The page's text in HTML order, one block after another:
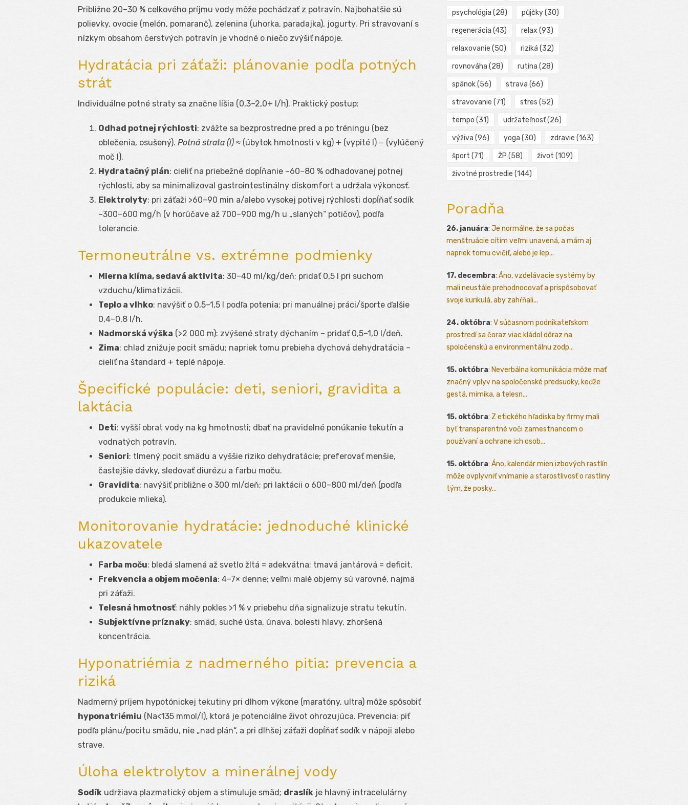
Približne 20–30 % celkového príjmu vody môže pochádzať z potravín. Najbohatšie sú
polievky, ovocie (melón, pomaranč), zelenina (uhorka, paradajka), jogurty. Pri stravovaní s
nízkym obsahom čerstvých potravín je vhodné o niečo zvýšiť nápoje.
Hydratácia pri záťaži: plánovanie podľa potných
strát
Individuálne potné straty sa značne líšia (0,3–2,0+ l/h). Praktický postup:
Odhad potnej rýchlosti: zvážte sa bezprostredne pred a po tréningu (bez
oblečenia, osušený). Potná strata (l) ≈ (úbytok hmotnosti v kg) + (vypité l) − (vylúčený
moč l).
Hydratačný plán: cieliť na priebežné dopĺňanie ~60–80 % odhadovanej potnej
rýchlosti, aby sa minimalizoval gastrointestinálny diskomfort a udržala výkonosť.
Elektrolyty: pri záťaži >60–90 min a/alebo vysokej potivej rýchlosti dopĺňať sodík
~300–600 mg/h (v horúčave až 700–900 mg/h u „slaných“ potičov), podľa
tolerancie.
Termoneutrálne vs. extrémne podmienky
Mierna klíma, sedavá aktivita: 30–40 ml/kg/deň; pridať 0,5 l pri suchom
vzduchu/klimatizácii.
Teplo a vlhko: navýšiť o 0,5–1,5 l podľa potenia; pri manuálnej práci/športe ďalšie
0,4–0,8 l/h.
Nadmorská výška (>2 000 m): zvýšené straty dýchaním – pridať 0,5–1,0 l/deň.
Zima: chlad znižuje pocit smädu; napriek tomu prebieha dychová dehydratácia –
cieliť na štandard + teplé nápoje.
Špecifické populácie: deti, seniori, gravidita a
laktácia
Deti: vyšší obrat vody na kg hmotnosti; dbať na pravidelné ponúkanie tekutín a
vodnatých potravín.
Seniori: tlmený pocit smädu a vyššie riziko dehydratácie; preferovať menšie,
častejšie dávky, sledovať diurézu a farbu moču.
Gravidita: navýšiť približne o 300 ml/deň; pri laktácii o 600–800 ml/deň (podľa
produkcie mlieka).
Monitorovanie hydratácie: jednoduché klinické
ukazovatele
Farba moču: bledá slamená až svetlo žltá = adekvátna; tmavá jantárová = deficit.
Frekvencia a objem močenia: 4–7× denne; veľmi malé objemy sú varovné, najmä
pri záťaži.
Telesná hmotnosť: náhly pokles >1 % v priebehu dňa signalizuje stratu tekutín.
Subjektívne príznaky: smäd, suché ústa, únava, bolesti hlavy, zhoršená
koncentrácia.
Hyponatriémia z nadmerného pitia: prevencia a
riziká
Nadmerný príjem hypotónickej tekutiny pri dlhom výkone (maratóny, ultra) môže spôsobiť
hyponatriémiu (Na<135 mmol/l), ktorá je potenciálne život ohrozujúca. Prevencia: piť
podľa plánu/pocitu smädu, nie „nad plán“, a pri dlhšej záťaži dopĺňať sodík v nápoji alebo
strave.
Úloha elektrolytov a minerálnej vody
Sodík udržiava plazmatický objem a stimuluje smäd; draslík je hlavný intracelulárny
psychológia (28) půjčky(30)
regenerácia (43) relax (93)
relaxovanie (50) riziká (32)
rovnováha (28) rutina (28)
spánok(56) strava (66)
stravovanie (71) stres (52)
tempo (31) udržateľnosť(26)
výživa (96) yoga (30) zdravie (163)
šport (71) ŽP (58) život (109)
životné prostredie (144)
Poradňa
26. januára: Je normálne, že sa počas
menštruácie cítim veľmi unavená, a mám aj
napriek tomu cvičiť, alebo je lep...
17. decembra: Áno, vzdelávacie systémy by
mali neustále prehodnocovať a prispôsobovať
svoje kurikulá, aby zahŕňali...
24. októbra: V súčasnom podnikateľskom
prostredí sa čoraz viac kládol dôraz na
spoločenskú a environmentálnu zodp...
15. októbra: Neverbálna komunikácia môže mať
značný vplyv na spoločenské predsudky, keďže
gestá, mimika, a telesn...
15. októbra: Z etického hľadiska by firmy mali
byť transparentné voči zamestnancom o
používaní a ochrane ich osob...
15. októbra: Áno, kalendár mien izbových rastlín
môže ovplyvniť vnímanie a starostlivosť o rastliny
tým, že posky...